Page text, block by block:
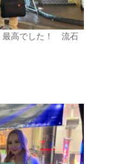
高でした！ 流石